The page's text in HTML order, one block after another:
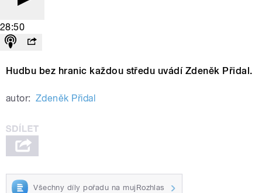
28:50
Hudbu bez hranic každou středu uvádí Zdeněk Přidal.
autor: Zdeněk Přidal
Všechny díly pořadu na mujRozhlas